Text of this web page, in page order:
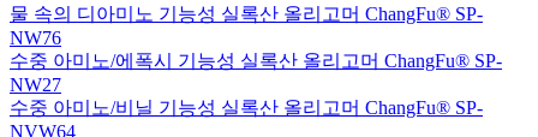
물 속의 디아미노 기능성 실록산 올리고머 ChangFu® SP-
NW76
수중 아미노/에폭시 기능성 실록산 올리고머 ChangFu® SP-
NW27
수중 아미노/비닐 기능성 실록산 올리고머 ChangFu® SP-
NVW64